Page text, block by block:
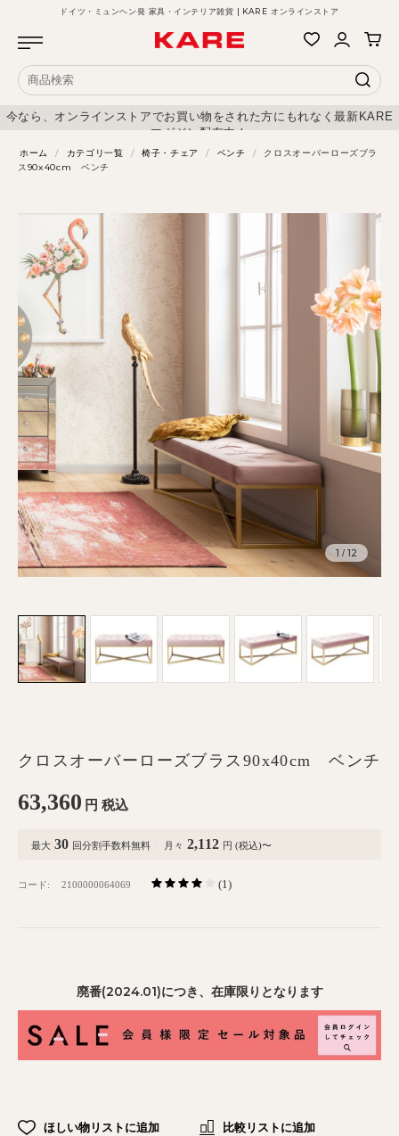
ドイツ・ミュンヘン発 家具・インテリア雑貨 | KARE オンラインストア
今なら、オンラインストアでお買い物をされた方にもれなく最新KARE
マガジン配布中！
ホーム / カテゴリ一覧 / 椅子・チェア / ベンチ /
クロスオーバーローズブラ
ス90x40cm ベンチ
1 / 12
クロスオーバーローズブラス90x40cm ベンチ
63,360 円 税込
最大 30 回分割手数料無料 月々 2,112 円 (税込)〜
コード: 2100000064069 (1)
廃番(2024.01)につき、在庫限りとなります
ほしい物リストに追加 比較リストに追加